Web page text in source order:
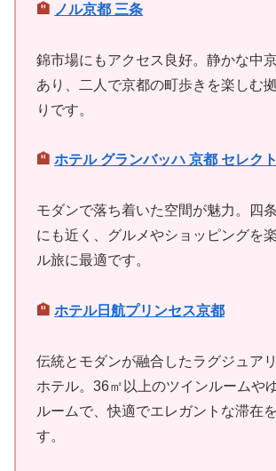
🏨 ノル京都 三条
錦市場にもアクセス良好。静かな中
あり、二人で京都の町歩きを楽しむ
りです。
🏨ホテル グランバッハ 京都 セレクト
モダンで落ち着いた空間が魅力。四
にも近く、グルメやショッピングを
ル旅に最適です。
🏨ホテル日航プリンセス京都
伝統とモダンが融合したラグジュア
ホテル。36㎡以上のツインルームや
ルームで、快適でエレガントな滞在
す。